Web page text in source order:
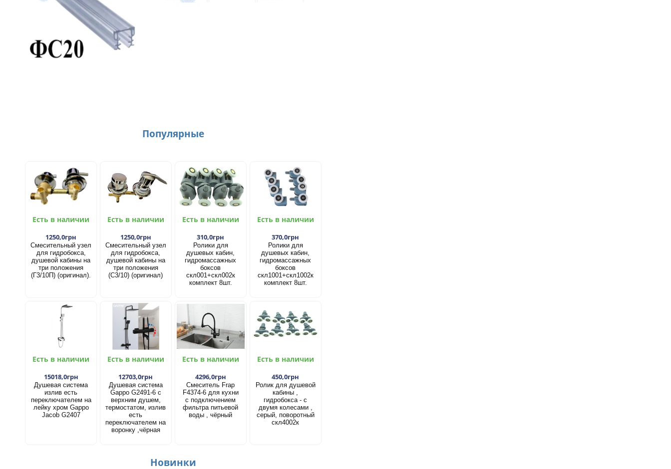
Популярные
Есть в наличии
1250,0грн
Смесительный узел
для гидробокса,
душевой кабины на
три положения
(Г3/10П) (оригинал).
Есть в наличии
1250,0грн
Смесительный узел
для гидробокса,
душевой кабины на
три положения
(С3/10) (оригинал)
Есть в наличии
310,0грн
Ролики для
душевых кабин,
гидромассажных
боксов
скл001+скл002к
комплект 8шт.
Есть в наличии
370,0грн
Ролики для
душевых кабин,
гидромассажных
боксов
скл1001+скл1002к
комплект 8шт.
Есть в наличии
15018,0грн
Душевая система
излив есть
переключателем на
лейку хром Gappo
Jacob G2407
Есть в наличии
12703,0грн
Душевая система
Gappo G2491-6 с
верхним душем,
термостатом, излив
есть
переключателем на
воронку ,чёрная
Есть в наличии
4296,0грн
Смеситель Frap
F4374-6 для кухни
с подключением
фильтра питьевой
воды , чёрный
Есть в наличии
450,0грн
Ролик для душевой
кабины ,
гидробокса - с
двумя колесами ,
серый, поворотный
скл4002к
Новинки